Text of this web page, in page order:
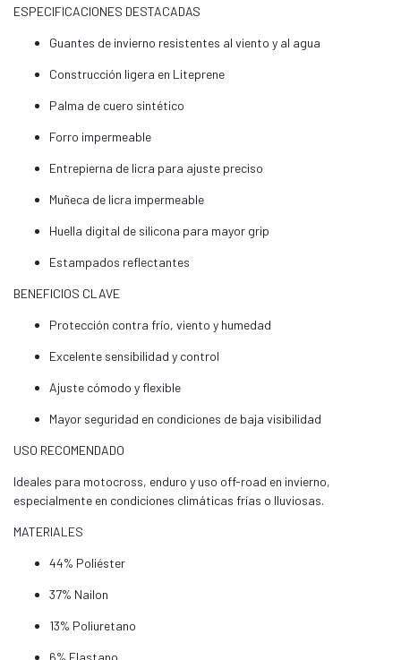
ESPECIFICACIONES DESTACADAS
Guantes de invierno resistentes al viento y al agua
Construcción ligera en Liteprene
Palma de cuero sintético
Forro impermeable
Entrepierna de licra para ajuste preciso
Muñeca de licra impermeable
Huella digital de silicona para mayor grip
Estampados reflectantes
BENEFICIOS CLAVE
Protección contra frío, viento y humedad
Excelente sensibilidad y control
Ajuste cómodo y flexible
Mayor seguridad en condiciones de baja visibilidad
USO RECOMENDADO
Ideales para motocross, enduro y uso off-road en invierno,
especialmente en condiciones climáticas frías o lluviosas.
MATERIALES
44% Poliéster
37% Nailon
13% Poliuretano
6% Elastano